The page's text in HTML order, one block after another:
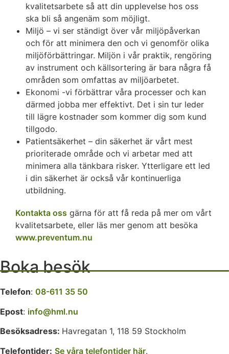
kvalitetsarbete så att din upplevelse hos oss
ska bli så angenäm som möjligt.
Miljö – vi ser ständigt över vår miljöpåverkan
och för att minimera den och vi genomför olika
miljöförbättringar. Miljön i vår praktik, rengöring
av instrument och källsortering är bara några få
områden som omfattas av miljöarbetet.
Ekonomi -vi förbättrar våra processer och kan
därmed jobba mer effektivt. Det i sin tur leder
till lägre kostnader som kommer dig som kund
tillgodo.
Patientsäkerhet – din säkerhet är vårt mest
prioriterade område och vi arbetar med att
minimera alla tänkbara risker. Ytterligare ett led
i din säkerhet är också vår kontinuerliga
utbildning.
Kontakta oss gärna för att få reda på mer om vårt
kvalitetsarbete, eller läs mer genom att besöka
www.preventum.nu
Boka besök
Telefon: 08-611 35 50
Epost: info@hml.nu
Besöksadress: Havregatan 1, 118 59 Stockholm
Telefontider: Se våra telefontider här.